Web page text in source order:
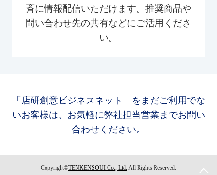
斉に情報配信いただけます。推奨商品や
問い合わせ先の共有などにご活用くださ
い。
「店研創意ビジネスネット」をまだご利用でな
いお客様は、お気軽に弊社担当営業までお問い
合わせください。
Copyright©TENKENSOUI Co., Ltd. All Rights Reserved.